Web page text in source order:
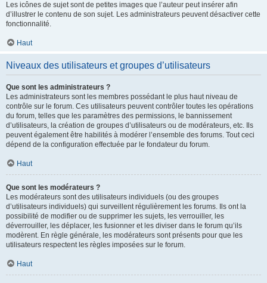
Les icônes de sujet sont de petites images que l’auteur peut insérer afin
d’illustrer le contenu de son sujet. Les administrateurs peuvent désactiver cette
fonctionnalité.
Haut
Niveaux des utilisateurs et groupes d’utilisateurs
Que sont les administrateurs ?
Les administrateurs sont les membres possédant le plus haut niveau de
contrôle sur le forum. Ces utilisateurs peuvent contrôler toutes les opérations
du forum, telles que les paramètres des permissions, le bannissement
d’utilisateurs, la création de groupes d’utilisateurs ou de modérateurs, etc. Ils
peuvent également être habilités à modérer l’ensemble des forums. Tout ceci
dépend de la configuration effectuée par le fondateur du forum.
Haut
Que sont les modérateurs ?
Les modérateurs sont des utilisateurs individuels (ou des groupes
d’utilisateurs individuels) qui surveillent régulièrement les forums. Ils ont la
possibilité de modifier ou de supprimer les sujets, les verrouiller, les
déverrouiller, les déplacer, les fusionner et les diviser dans le forum qu’ils
modèrent. En règle générale, les modérateurs sont présents pour que les
utilisateurs respectent les règles imposées sur le forum.
Haut